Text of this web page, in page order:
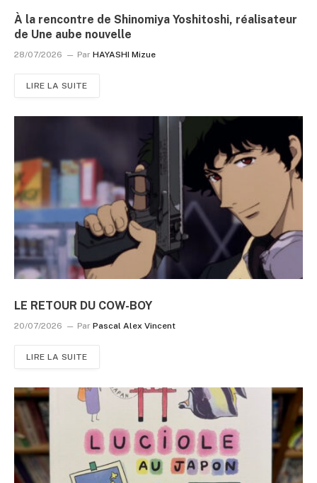
À la rencontre de Shinomiya Yoshitoshi, réalisateur
de Une aube nouvelle
28/07/2026 Par HAYASHI Mizue
LIRE LA SUITE
LE RETOUR DU COW-BOY
20/07/2026 Par Pascal Alex Vincent
LIRE LA SUITE